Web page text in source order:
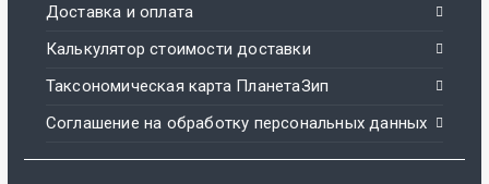
Доставка и оплата
Калькулятор стоимости доставки
Таксономическая карта ПланетаЗип
Соглашение на обработку персональных данных